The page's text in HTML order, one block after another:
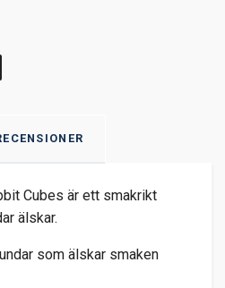
Cubes är ett smakrikt
älskar.
som älskar smaken